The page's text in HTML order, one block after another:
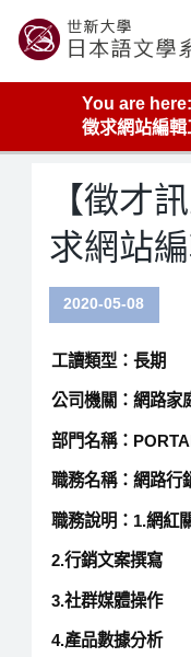
content
世新大學教學單位的
You are here:
徵求網站編輯
【徵才
求網站
2020-05-08
工讀類型：長期
公司機關：網路家
部門名稱：
職務名稱：網路行
職務說明：1.網紅
2.行銷文案撰寫
3.社群媒體操作
4.產品數據分析